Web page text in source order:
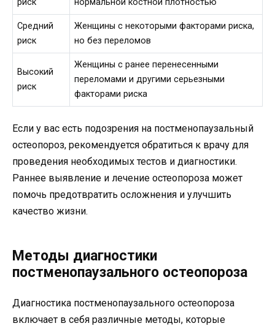
риск
нормальной костной плотностью
Средний
риск
Женщины с некоторыми факторами риска,
но без переломов
Высокий
риск
Женщины с ранее перенесенными
переломами и другими серьезными
факторами риска
Если у вас есть подозрения на постменопаузальный
остеопороз, рекомендуется обратиться к врачу для
проведения необходимых тестов и диагностики.
Раннее выявление и лечение остеопороза может
помочь предотвратить осложнения и улучшить
качество жизни.
Методы диагностики
постменопаузального остеопороза
Диагностика постменопаузального остеопороза
включает в себя различные методы, которые